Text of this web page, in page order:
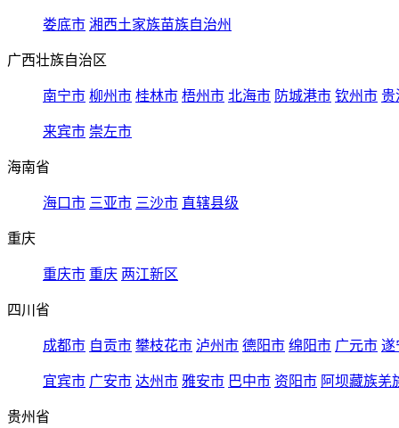
娄底市 湘西土家族苗族自治州
广西壮族自治区
南宁市 柳州市 桂林市 梧州市 北海市 防城港市 钦州市 贵
来宾市 崇左市
海南省
海口市 三亚市 三沙市 直辖县级
重庆
重庆市 重庆 两江新区
四川省
成都市 自贡市 攀枝花市 泸州市 德阳市 绵阳市 广元市 遂
宜宾市 广安市 达州市 雅安市 巴中市 资阳市 阿坝藏族羌
贵州省